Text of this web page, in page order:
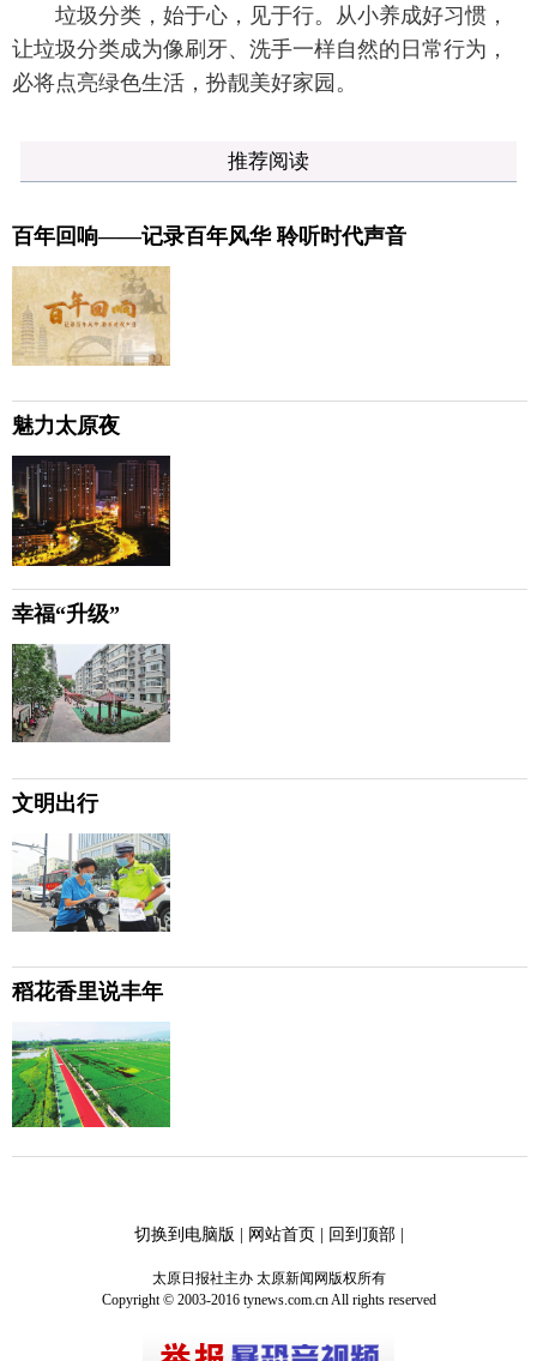
垃圾分类，始于心，见于行。从小养成好习惯，
让垃圾分类成为像刷牙、洗手一样自然的日常行为，
必将点亮绿色生活，扮靓美好家园。
推荐阅读
百年回响——记录百年风华 聆听时代声音
魅力太原夜
幸福“升级”
文明出行
稻花香里说丰年
切换到电脑版 | 网站首页| 回到顶部|
太原日报社主办 太原新闻网版权所有
Copyright © 2003-2016 tynews.com.cn All rights reserved